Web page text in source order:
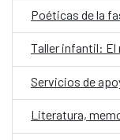
Poéticas de la
Taller infantil: El